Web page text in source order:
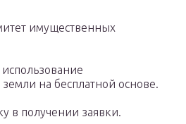
имущественных
земли на бесплатной основе.
в получении заявки.